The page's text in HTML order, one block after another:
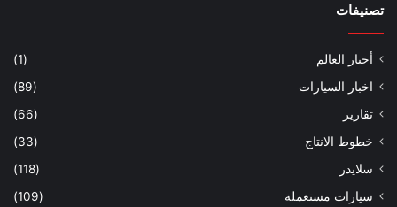
تصنيفات
أخبار العالم
(1)
اخبار السيارات
(89)
تقارير
(66)
خطوط الانتاج
(33)
سلايدر
(118)
سيارات مستعملة
(109)